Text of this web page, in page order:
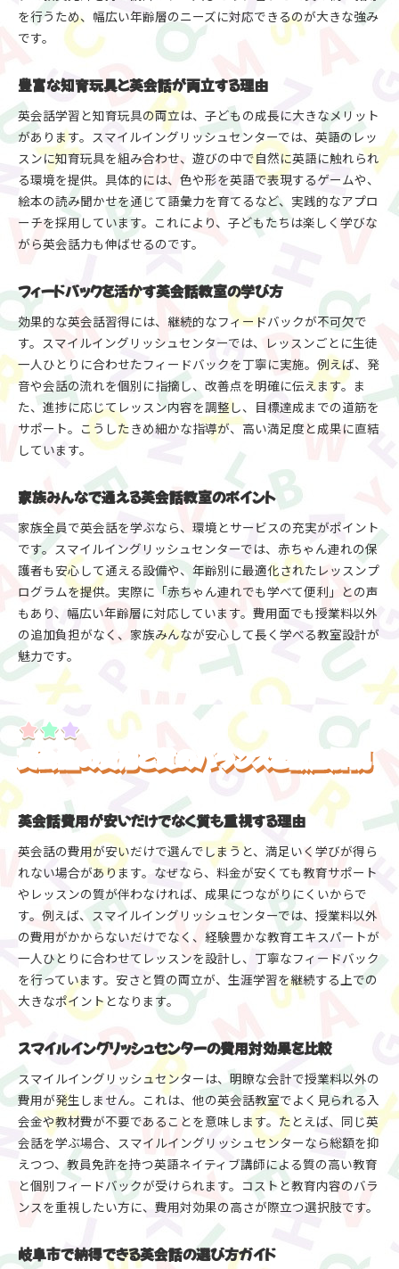
を行うため、幅広い年齢層のニーズに対応できるのが大きな強み
です。
豊富な知育玩具と英会話が両立する理由
英会話学習と知育玩具の両立は、子どもの成長に大きなメリット
があります。スマイルイングリッシュセンターでは、英語のレッ
スンに知育玩具を組み合わせ、遊びの中で自然に英語に触れられ
る環境を提供。具体的には、色や形を英語で表現するゲームや、
絵本の読み聞かせを通じて語彙力を育てるなど、実践的なアプロ
ーチを採用しています。これにより、子どもたちは楽しく学びな
がら英会話力も伸ばせるのです。
フィードバックを活かす英会話教室の学び方
効果的な英会話習得には、継続的なフィードバックが不可欠で
す。スマイルイングリッシュセンターでは、レッスンごとに生徒
一人ひとりに合わせたフィードバックを丁寧に実施。例えば、発
音や会話の流れを個別に指摘し、改善点を明確に伝えます。ま
た、進捗に応じてレッスン内容を調整し、目標達成までの道筋を
サポート。こうしたきめ細かな指導が、高い満足度と成果に直結
しています。
家族みんなで通える英会話教室のポイント
家族全員で英会話を学ぶなら、環境とサービスの充実がポイント
です。スマイルイングリッシュセンターでは、赤ちゃん連れの保
護者も安心して通える設備や、年齢別に最適化されたレッスンプ
ログラムを提供。実際に「赤ちゃん連れでも学べて便利」との声
もあり、幅広い年齢層に対応しています。費用面でも授業料以外
の追加負担がなく、家族みんなが安心して長く学べる教室設計が
魅力です。
英会話の費用と質のバランスを徹底解説
英会話費用が安いだけでなく質も重視する理由
英会話の費用が安いだけで選んでしまうと、満足いく学びが得ら
れない場合があります。なぜなら、料金が安くても教育サポート
やレッスンの質が伴わなければ、成果につながりにくいからで
す。例えば、スマイルイングリッシュセンターでは、授業料以外
の費用がかからないだけでなく、経験豊かな教育エキスパートが
一人ひとりに合わせてレッスンを設計し、丁寧なフィードバック
を行っています。安さと質の両立が、生涯学習を継続する上での
大きなポイントとなります。
スマイルイングリッシュセンターの費用対効果を比較
スマイルイングリッシュセンターは、明瞭な会計で授業料以外の
費用が発生しません。これは、他の英会話教室でよく見られる入
会金や教材費が不要であることを意味します。たとえば、同じ英
会話を学ぶ場合、スマイルイングリッシュセンターなら総額を抑
えつつ、教員免許を持つ英語ネイティブ講師による質の高い教育
と個別フィードバックが受けられます。コストと教育内容のバラ
ンスを重視したい方に、費用対効果の高さが際立つ選択肢です。
岐阜市で納得できる英会話の選び方ガイド
お申し込みはこちらから